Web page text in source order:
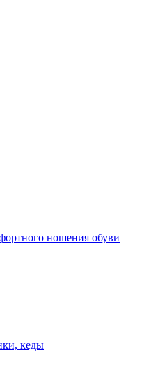
ношения обуви
кеды